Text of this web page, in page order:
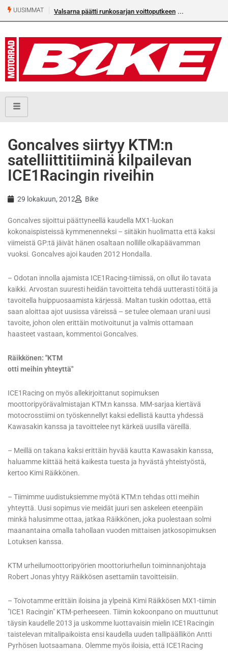
UUSIMMAT Valsarna päätti runkosarjan voittoputkeen
Goncalves siirtyy KTM:n
satelliittitiiminä kilpailevan
ICE1Racingin riveihin
29 lokakuun, 2012 Bike
Goncalves sijoittui päättyneellä kaudella MX1-luokan
kokonaispisteissä kymmenenneksi – siitäkin huolimatta että kaksi
viimeistä GP:tä jäivät hänen osaltaan nollille olkapäävamman
vuoksi. Goncalves ajoi kauden 2012 Hondalla.
– Odotan innolla ajamista ICE1Racing-tiimissä, on ollut ilo tavata
kaikki. Arvostan suuresti heidän tavoitteita tehdä uutterasti töitä ja
tavoitella huippuosaamista kärjessä. Maltan tuskin odottaa, että
saan aloittaa ajot uusissa väreissä – se tulee olemaan urani uusi
tavoite, johon olen erittäin motivoitunut ja valmis ottamaan
haasteet vastaan, kommentoi Goncalves.
Räikkönen: "KTM
otti meihin yhteyttä"
ICE1Racing on myös allekirjoittanut sopimuksen
moottoripyörävalmistajan KTM:n kanssa. MM-sarjaa kiertävä
motocrosstiimi on työskennellyt kaksi edellistä kautta yhdessä
Kawasakin kanssa ja tavoittelee nyt kärkeä uusilla väreillä.
– Meillä on takana kaksi erittäin hyvää kautta Kawasakin kanssa,
haluamme kiittää heitä kaikesta tuesta ja hyvästä yhteistyöstä,
kertoo Kimi Räikkönen.
– Tiimimme uudistuksiemme myötä KTM:n tehdas otti meihin
yhteyttä. Uusi sopimus vie meidät juuri sen askeleen eteenpäin
minkä halusimme ottaa, jatkaa Räikkönen, joka puolestaan solmi
maanantaina omalla tahollaan vuoden mittaisen jatkosopimuksen
Lotuksen kanssa.
KTM urheilumoottoripyörien moottoriurheilun toiminnanjohtaja
Robert Jonas yhtyy Räikkösen asettamiin tavoitteisiin.
– Toivotamme erittäin iloisina ja ylpeinä Kimi Räikkösen MX1-tiimin
"ICE1 Racingin" KTM-perheeseen. Tiimin kokoonpano on muuttunut
täysin kaudelle 2013 ja uskomme luottavaisin mielin ICE1Racingin
taistelevan mitalipaikoista ensi kaudella uuden tallipäällikön Antti
Pyrhösen luotsaamana. Olemme myös iloisia, että ICE1Racing